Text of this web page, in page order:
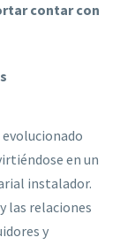
contar con
en un
instalador.
las relaciones
y